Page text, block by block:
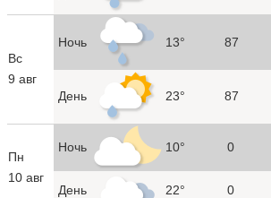
Вс
9 авг
Ночь 13° 87
День 23° 87
Пн
10 авг
Ночь 10° 0
День 22° 0